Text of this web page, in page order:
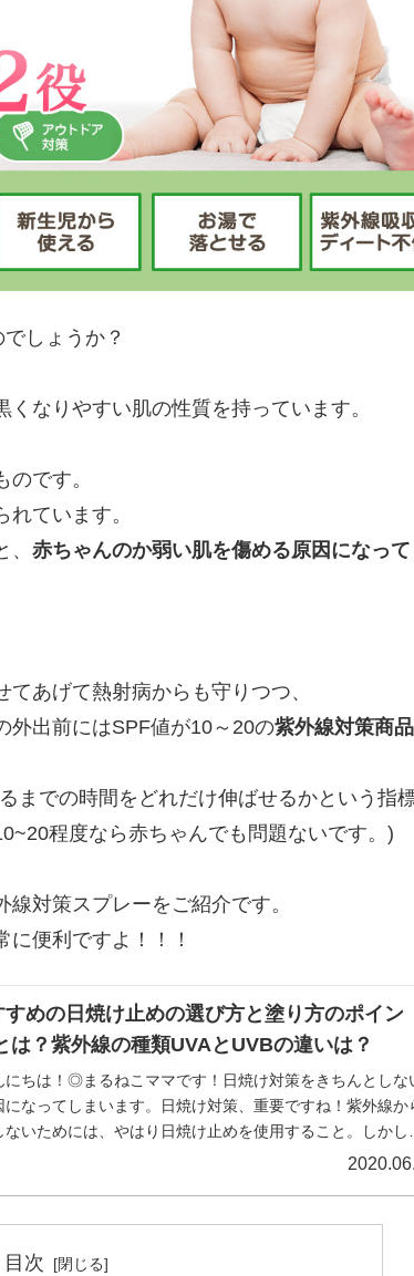
しょうか？
なりやすい肌の性質を持っています。
です。
ています。
赤ちゃんのか弱い肌を傷める原因になって
あげて熱射病からも守りつつ、
外出前にはSPF値が10～20の紫外線対策商
までの時間をどれだけ伸ばせるかという指
程度なら赤ちゃんでも問題ないです。)
対策スプレーをご紹介です。
便利ですよ！！！
めの日焼け止めの選び方と塗り方のポイン
は？紫外線の種類UVAとUVBの違いは？
ちは！◎まるねこママです！日焼け対策をきちんとしな
になってしまいます。日焼け対策、重要ですね！紫外線か
いためには、やはり日焼け止めを使用すること。しかし
目次